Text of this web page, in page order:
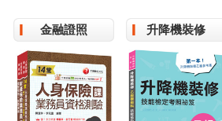
建立考科知識
與解題能力
考試範圍之重
心，內容兼具
廣度與深度！
金融證照 升降機裝修